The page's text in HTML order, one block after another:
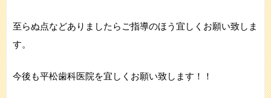
至らぬ点などありましたらご指導のほう宜しくお願い致しま
す。
今後も平松歯科医院を宜しくお願い致します！！